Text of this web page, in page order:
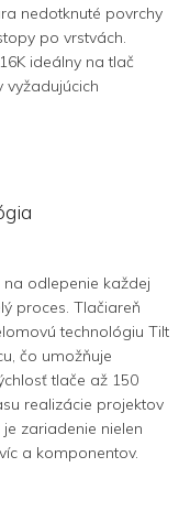
nedotknuté povrchy
po vrstvách.
ideálny na tlač
vyžadujúcich
odlepenie každej
proces. Tlačiareň
technológiu Tilt
čo umožňuje
tlače až 150
realizácie projektov
zariadenie nielen
a komponentov.